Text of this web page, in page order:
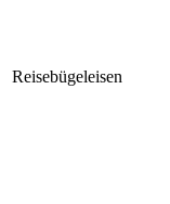
Reisebügeleisen